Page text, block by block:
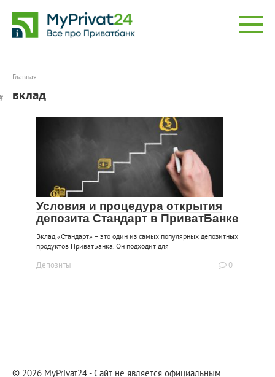
контенту
Главная
вклад
Условия и процедура открытия
депозита Стандарт в ПриватБанке
Вклад «Стандарт» – это один из самых популярных депозитных
продуктов ПриватБанка. Он подходит для
Депозиты 0
© 2026 MyPrivat24 - Сайт не является официальным